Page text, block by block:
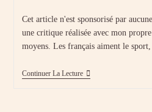
Cet article n'est sponsorisé par
une critique réalisée avec mon
moyens. Les français aiment le
Continuer La LectureComment